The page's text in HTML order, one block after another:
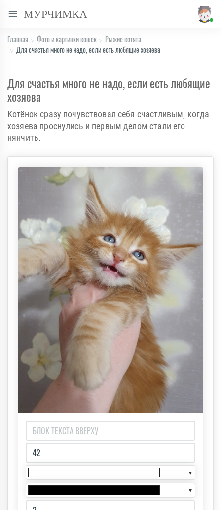
МУРЧИМКА
Главная Фото и картинки кошек
Рыжие котята
Для счастья много не надо, если есть любящие хозяева
Для счастья много не надо, если есть любящие
хозяева
Котёнок сразу почувствовал себя счастливым, когда
хозяева проснулись и первым делом стали его
нянчить.
▼
▼